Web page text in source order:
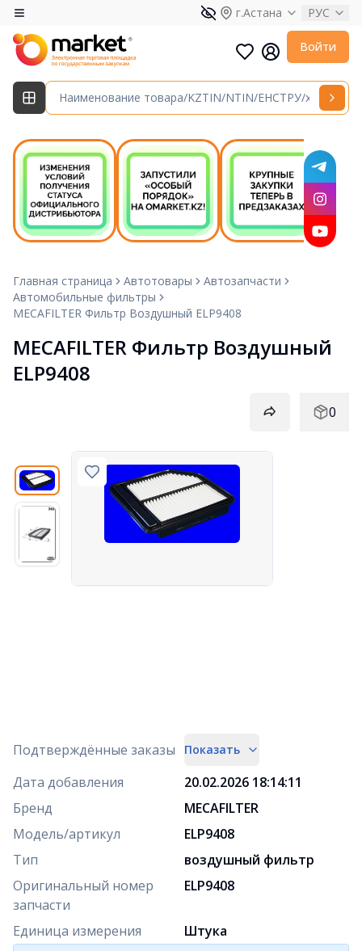
г.Астана РУС
Войти
Главная страница Автотовары
Автозапчасти
Автомобильные фильтры
MECAFILTER Фильтр Воздушный ELP9408
MECAFILTER Фильтр Воздушный
ELP9408
0
Подтверждённые заказы Показать
Дата добавления
20.02.2026 18:14:11
Бренд
MECAFILTER
Модель/артикул
ELP9408
Тип
воздушный фильтр
Оригинальный номер
запчасти
ELP9408
Единица измерения Штука